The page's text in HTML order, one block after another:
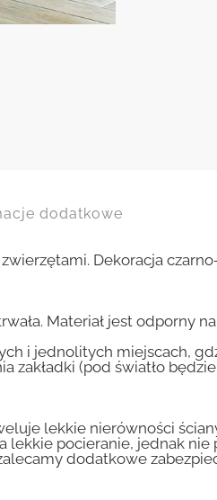
dodatkowe
Dekoracja
Materiał jest odporny
i jednolitych miejscach,
(pod światło
lekkie nierówności
pocieranie, jednak
dodatkowe